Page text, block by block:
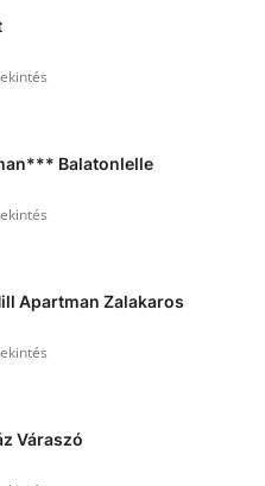
Balatonlelle
Apartman Zalakaros
Váraszó